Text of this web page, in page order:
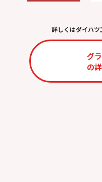
詳しくはダイハツ
グ
の